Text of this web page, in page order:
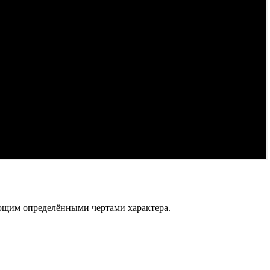
определёнными чертами характера.